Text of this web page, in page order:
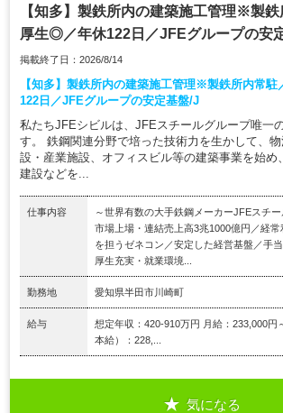
【知多】製鉄所内の建築施工管理※製鉄
厚生◎／年休122日／JFEグループの安
掲載終了日：2026/8/14
【知多】製鉄所内の建築施工管理※製鉄所内常
122日／JFEグループの安定基盤/J
私たちJFEシビルは、JFEスチールグループ唯一
す。 鉄鋼関連分野で培った技術力を生かして、
設・産業施設、オフィスビル等の建築事業を始め
建設などを...
仕事内容
～世界有数の大手鉄鋼メーカーJFEスチ
市場上場・連結売上高3兆1000億円／経
を担うゼネコン／安定した経営基盤／手
厚生充実・就業環境...
勤務地 愛知県半田市川崎町
給与
想定年収：420-910万円 月給：233,000円
本給）：228,...
気になる